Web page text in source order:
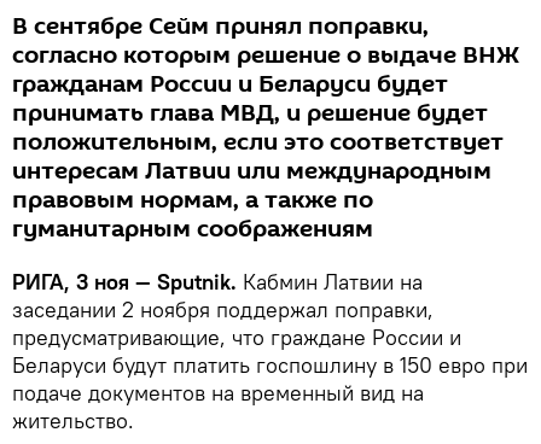
В сентябре Сейм принял поправки,
согласно которым решение о выдаче ВНЖ
гражданам России и Беларуси будет
принимать глава МВД, и решение будет
положительным, если это соответствует
интересам Латвии или международным
правовым нормам, а также по
гуманитарным соображениям
РИГА, 3 ноя — Sputnik. Кабмин Латвии на
заседании 2 ноября поддержал поправки,
предусматривающие, что граждане России и
Беларуси будут платить госпошлину в 150 евро при
подаче документов на временный вид на
жительство.